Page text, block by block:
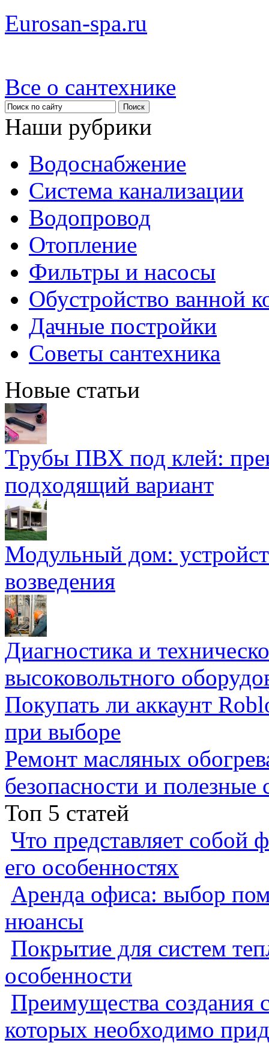
Eurosan-spa.ru
Все о сантехнике
Наши рубрики
Водоснабжение
Система канализации
Водопровод
Отопление
Фильтры и насосы
Обустройство ванной
Дачные постройки
Советы сантехника
Новые статьи
Трубы ПВХ под клей:
подходящий вариант
Модульный дом:
возведения
Диагностика и
высоковольтного
Покупать ли аккаунт
при выборе
Ремонт масляных
безопасности и полезные
Топ 5 статей
Что представляет собой
его особенностях
Аренда офиса: выбор
нюансы
Покрытие для систем
особенности
Преимущества создания
которых необходимо